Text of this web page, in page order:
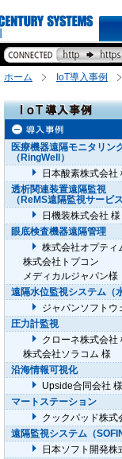
ホーム IoT導入事例
医療機器遠隔モニタリン
（RingWell）
日本酸素株式会社
透析関連装置遠隔監視
（ReMS遠隔監視サービス
日機装株式会社 様
眼底検査機器遠隔管理
株式会社オプティ
株式会社トプコン
メディカルジャパン様
遠隔水位監視システム（
ジャパンソフトウ
圧力計監視
クローネ株式会社
株式会社ソラコム 様
沿海情報可視化
Upside合同会社 様
マートステーション
クックパッド株式
遠隔監視システム（
日本ソフト開発株